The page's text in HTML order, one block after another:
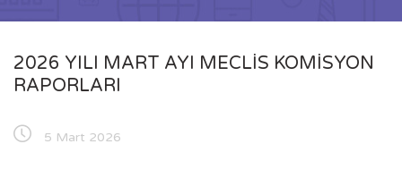
2026 YILI MART AYI MECLİS KOMİSYON
RAPORLARI
5 Mart 2026